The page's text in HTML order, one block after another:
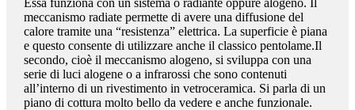
Essa funziona con un sistema o radiante oppure alogeno. Il
meccanismo radiate permette di avere una diffusione del
calore tramite una “resistenza” elettrica. La superficie è piana
e questo consente di utilizzare anche il classico pentolame.Il
secondo, cioè il meccanismo alogeno, si sviluppa con una
serie di luci alogene o a infrarossi che sono contenuti
all’interno di un rivestimento in vetroceramica. Si parla di un
piano di cottura molto bello da vedere e anche funzionale.